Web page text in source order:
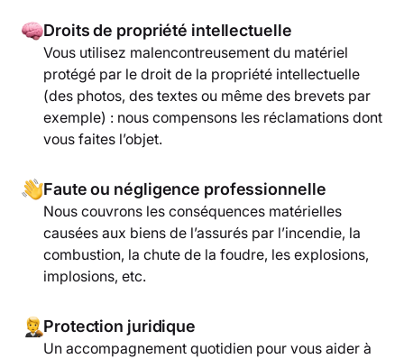
Droits de propriété intellectuelle
Vous utilisez malencontreusement du matériel
protégé par le droit de la propriété intellectuelle
(des photos, des textes ou même des brevets par
exemple) : nous compensons les réclamations dont
vous faites l’objet.
Faute ou négligence professionnelle
Nous couvrons les conséquences matérielles
causées aux biens de l’assurés par l’incendie, la
combustion, la chute de la foudre, les explosions,
implosions, etc.
Protection juridique
Un accompagnement quotidien pour vous aider à